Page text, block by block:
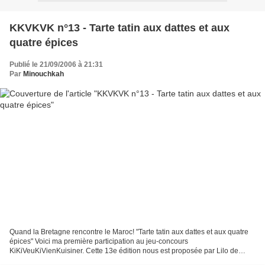
KKVKVK n°13 - Tarte tatin aux dattes et aux
quatre épices
Publié le 21/09/2006 à 21:31
Par Minouchkah
Quand la Bretagne rencontre le Maroc! "Tarte tatin aux dattes et aux quatre
épices" Voici ma première participation au jeu-concours
KiKiVeuKiVienKuisiner. Cette 13e édition nous est proposée par Lilo de